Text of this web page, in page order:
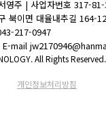
영주 | 사업자번호 317-
북이면 대율내추길 164-12
217-0947
mail
All Rights Reserved.
개인정보처리방침